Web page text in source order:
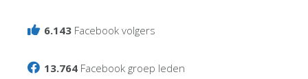
6.143 Facebook volgers
13.764 Facebook groep leden